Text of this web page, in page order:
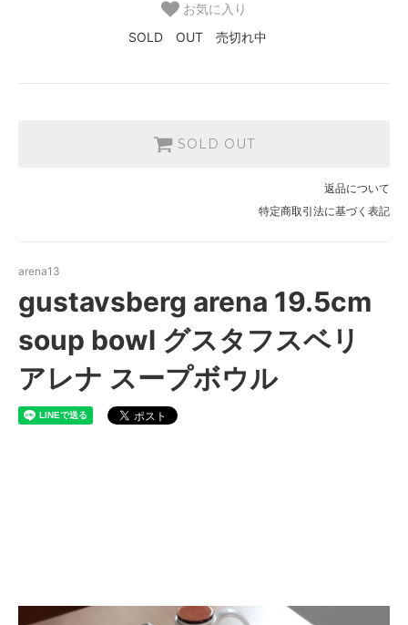
お気に入り
SOLD OUT 売切れ中
SOLD OUT
返品について
特定商取引法に基づく表記
arena13
gustavsberg arena 19.5cm
soup bowl グスタフスベリ
アレナ スープボウル